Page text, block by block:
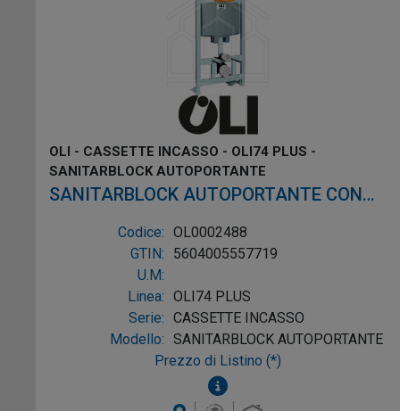
OLI - CASSETTE INCASSO - OLI74 PLUS -
SANITARBLOCK AUTOPORTANTE
SANITARBLOCK AUTOPORTANTE CON
CASSETTA OLI74 PLUS SPESSORE
120/180mm PNEUMATICO
Codice: OL0002488
GTIN:
5604005557719
U.M:
Linea: OLI74 PLUS
Serie: CASSETTE INCASSO
Modello: SANITARBLOCK AUTOPORTANTE
Prezzo di Listino (*)